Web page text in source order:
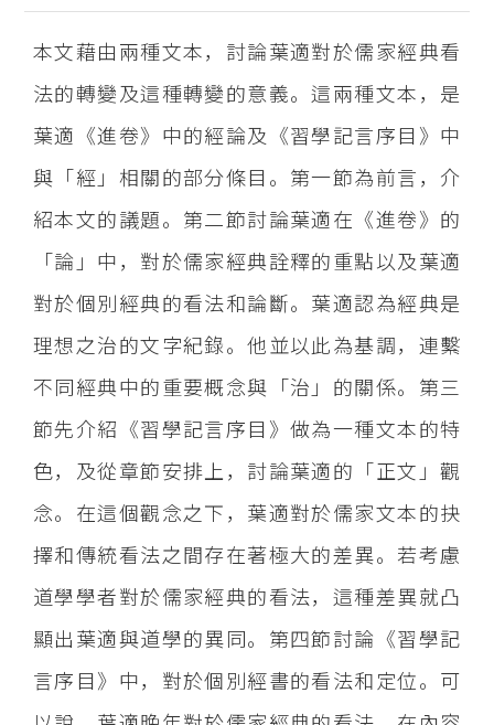
本文藉由兩種文本，討論葉適對於儒家經典看
法的轉變及這種轉變的意義。這兩種文本，是
葉適《進卷》中的經論及《習學記言序目》中
與「經」相關的部分條目。第一節為前言，介
紹本文的議題。第二節討論葉適在《進卷》的
「論」中，對於儒家經典詮釋的重點以及葉適
對於個別經典的看法和論斷。葉適認為經典是
理想之治的文字紀錄。他並以此為基調，連繫
不同經典中的重要概念與「治」的關係。第三
節先介紹《習學記言序目》做為一種文本的特
色，及從章節安排上，討論葉適的「正文」觀
念。在這個觀念之下，葉適對於儒家文本的抉
擇和傳統看法之間存在著極大的差異。若考慮
道學學者對於儒家經典的看法，這種差異就凸
顯出葉適與道學的異同。第四節討論《習學記
言序目》中，對於個別經書的看法和定位。可